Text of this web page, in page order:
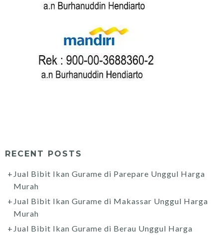
RECENT POSTS
Jual Bibit Ikan Gurame di Parepare Unggul Harga
Murah
Jual Bibit Ikan Gurame di Makassar Unggul Harga
Murah
Jual Bibit Ikan Gurame di Berau Unggul Harga